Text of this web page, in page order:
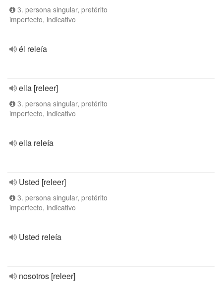
3. persona singular, pretérito
imperfecto, indicativo
él releía
ella [releer]
3. persona singular, pretérito
imperfecto, indicativo
ella releía
Usted [releer]
3. persona singular, pretérito
imperfecto, indicativo
Usted releía
nosotros [releer]